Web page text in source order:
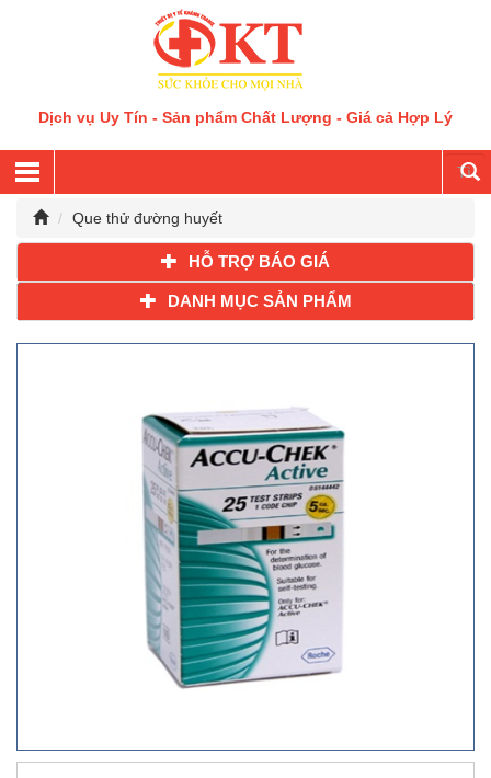
Dịch vụ Uy Tín - Sản phẩm Chất Lượng - Giá cả Hợp Lý
Que thử đường huyết
HỖ TRỢ BÁO GIÁ
DANH MỤC SẢN PHẨM